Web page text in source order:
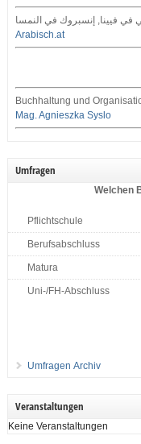
في فيينا, إنسبروك في النمسا
Arabisch.at
Buchhaltung und
Mag. Agnieszka Syslo
Umfragen
Welchen
Pflichtschule
Berufsabschluss
Matura
Uni-/FH-Abschluss
Umfragen Archiv
Veranstaltungen
Keine Veranstaltungen